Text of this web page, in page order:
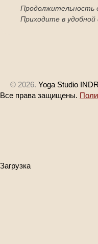
Продолжительность
Приходите в
© 2026. Yoga Studio
Все права защищены.
Загрузка